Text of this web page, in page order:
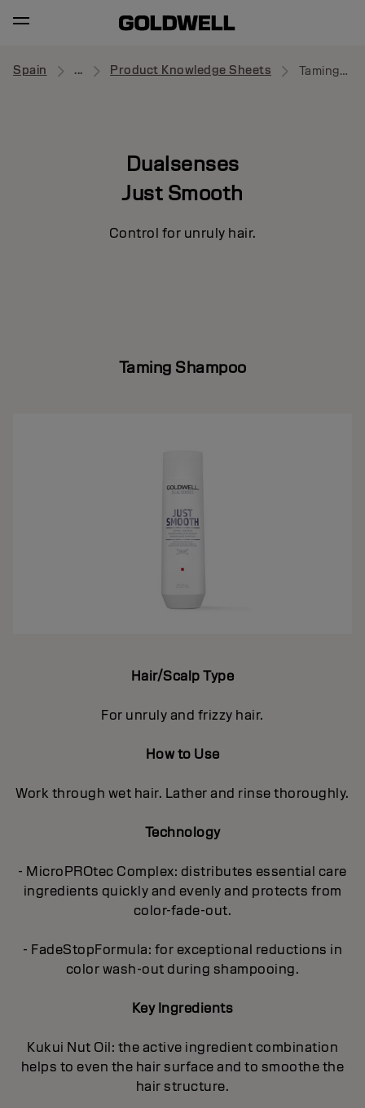
Spain ... Product Knowledge Sheets Taming Shampoo
Dualsenses
Just Smooth
Control for unruly hair.
Taming Shampoo
Hair/Scalp Type
For unruly and frizzy hair.
How to Use
Work through wet hair. Lather and rinse thoroughly.
Technology
- MicroPROtec Complex: distributes essential care
ingredients quickly and evenly and protects from
color-fade-out.
- FadeStopFormula: for exceptional reductions in
color wash-out during shampooing.
Key Ingredients
Kukui Nut Oil: the active ingredient combination
helps to even the hair surface and to smoothe the
hair structure.